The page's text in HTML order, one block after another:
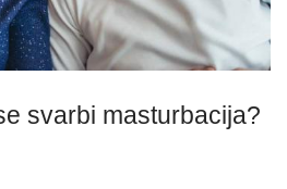
svarbi masturbacija?